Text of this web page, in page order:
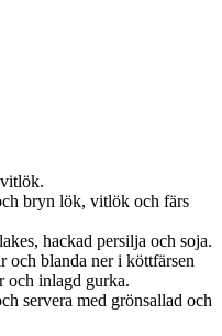
bryn lök, vitlök och färs
hackad persilja och soja.
och blanda ner i köttfärsen
och inlagd gurka.
servera med grönsallad och